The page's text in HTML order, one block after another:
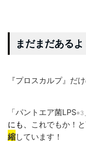
まだまだある
『プロスカルプ』だ
「パントエア菌LPS※3
にも、 これでもか！
縮しています！